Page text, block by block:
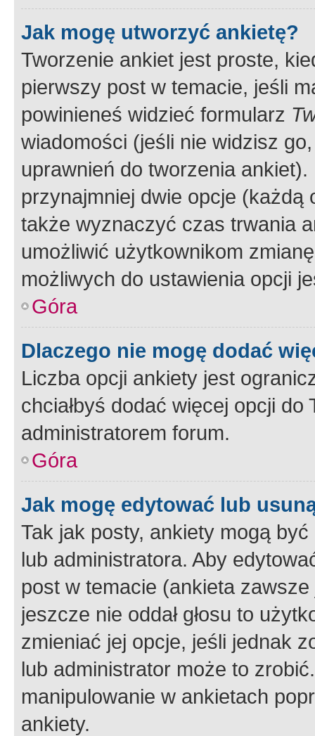
Jak mogę utworzyć ankietę?
Tworzenie ankiet jest proste,
pierwszy post w temacie, jeśli
powinieneś widzieć formularz
wiadomości (jeśli nie widzisz
uprawnień do tworzenia
przynajmniej dwie opcje
także wyznaczyć czas trwania
umożliwić użytkownikom
możliwych do ustawienia opcji
Góra
Dlaczego nie mogę dodać
Liczba opcji ankiety jest
chciałbyś dodać więcej opcji
administratorem forum.
Góra
Jak mogę edytować lub
Tak jak posty, ankiety mogą
lub administratora. Aby
post w temacie (ankieta
jeszcze nie oddał głosu to
zmieniać jej opcje, jeśli jednak
lub administrator może to
manipulowanie w ankietach
ankiety.